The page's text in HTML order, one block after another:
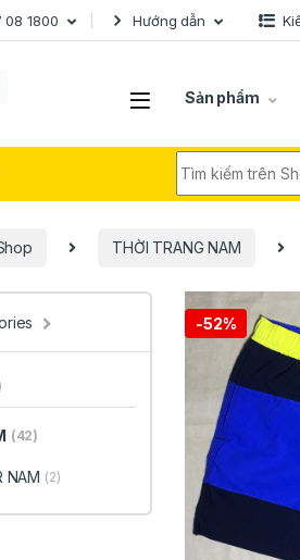
08 1800 Hướng dẫn
Sản phẩm
THỜI TRANG NAM
-52%
(42)
NAM (2)